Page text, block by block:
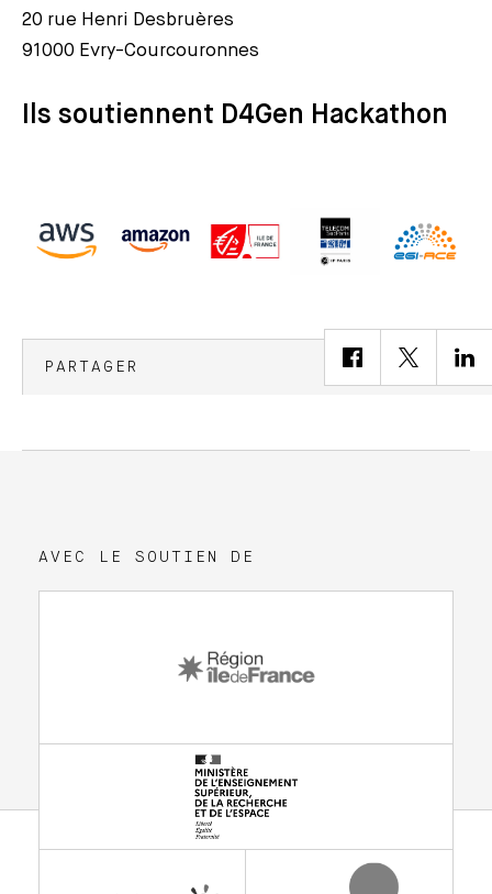
20 rue Henri Desbruères
91000 Evry-Courcouronnes
Ils soutiennent D4Gen Hackathon
PARTAGER
AVEC LE SOUTIEN DE